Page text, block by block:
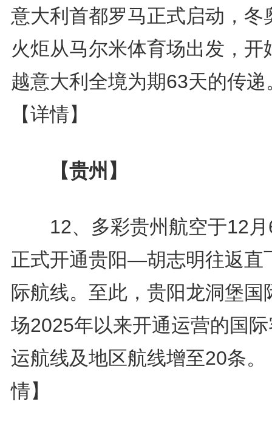
意大利首都罗马正式启动，冬
火炬从马尔米体育场出发，开
越意大利全境为期63天的传递
【详情】
【贵州】
12、多彩贵州航空于12月
正式开通贵阳—胡志明往返直
际航线。至此，贵阳龙洞堡国
场2025年以来开通运营的国
运航线及地区航线增至20条。
情】